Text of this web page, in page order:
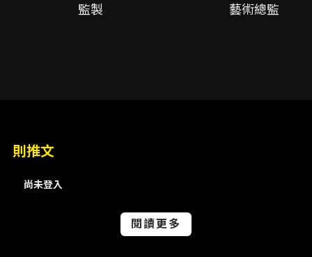
覺攝影徐欽敏、演員許家瑋
場約100分鐘的沉浸式聲音盛宴。作品自巡演以
其在各年齡層觀眾間具備高度吸引力與口碑基
礎。 劇情以一棟看似平凡的公寓大樓為場景：某
日發生離奇分屍命案，平日只是混日子的保全陳
監製 藝術總監
則推文
尚未登入
閱讀更多